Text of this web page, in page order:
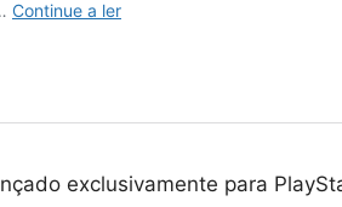
exclusivamente para